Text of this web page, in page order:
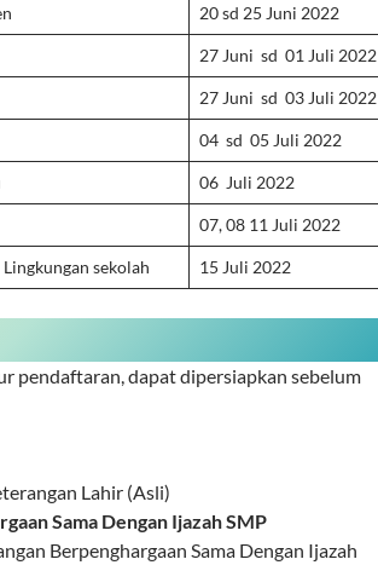
20 sd 25 Juni 2022
27 Juni sd 01 Juli 2022
27 Juni sd 03 Juli 2022
04 sd 05 Juli 2022
06 Juli 2022
07, 08 11 Juli 2022
sekolah 15 Juli 2022
pendaftaran, dapat dipersiapkan sebelum
Lahir (Asli)
Sama Dengan Ijazah SMP
Berpenghargaan Sama Dengan Ijazah